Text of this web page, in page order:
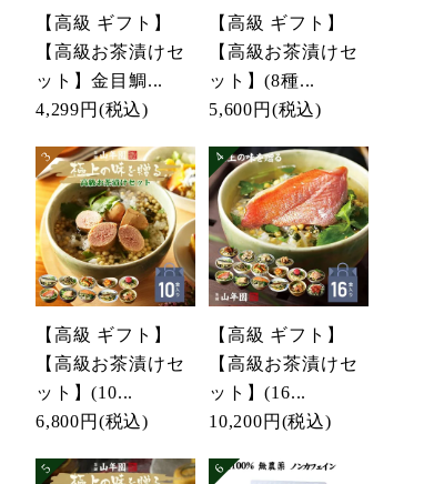
【高級 ギフト】
【高級お茶漬けセ
ット】金目鯛...
4,299円 (税込)
【高級 ギフト】
【高級お茶漬けセ
ット】(8種...
5,600円 (税込)
【高級 ギフト】
【高級お茶漬けセ
ット】(10...
6,800円 (税込)
【高級 ギフト】
【高級お茶漬けセ
ット】(16...
10,200円 (税込)